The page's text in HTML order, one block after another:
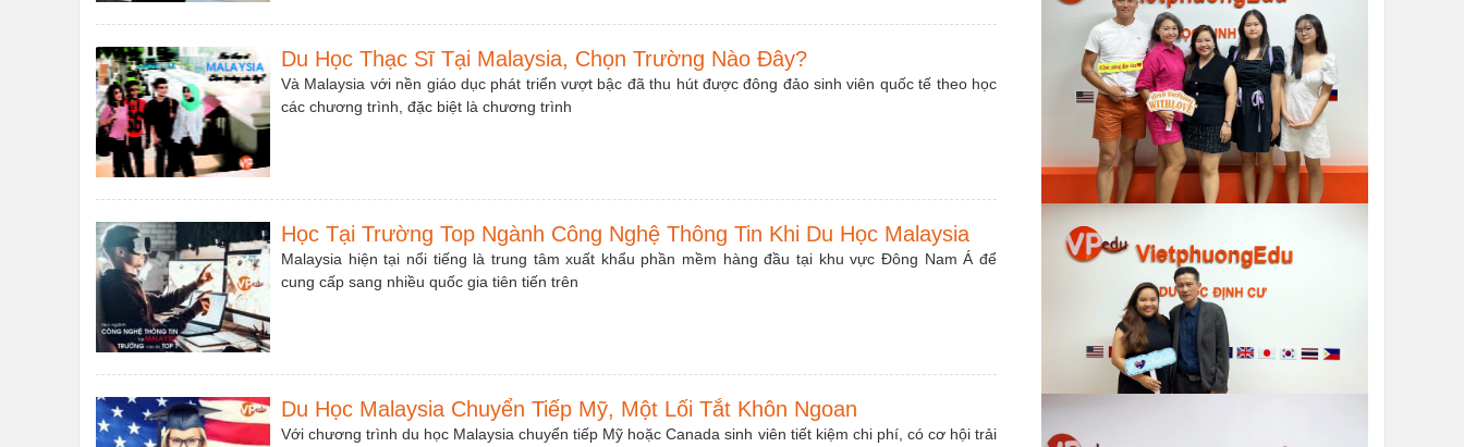
Du Học Thạc Sĩ Tại Malaysia, Chọn Trường Nào Đây?
Và Malaysia với nền giáo dục phát triển vượt bậc đã thu hút được đông đảo sinh viên quốc tế theo học
các chương trình, đặc biệt là chương trình
Học Tại Trường Top Ngành Công Nghệ Thông Tin Khi Du Học Malaysia
Malaysia hiện tại nổi tiếng là trung tâm xuất khẩu phần mềm hàng đầu tại khu vực Đông Nam Á để
cung cấp sang nhiều quốc gia tiên tiến trên
Du Học Malaysia Chuyển Tiếp Mỹ, Một Lối Tắt Khôn Ngoan
Với chương trình du học Malaysia chuyển tiếp Mỹ hoặc Canada sinh viên tiết kiệm chi phí, có cơ hội trải